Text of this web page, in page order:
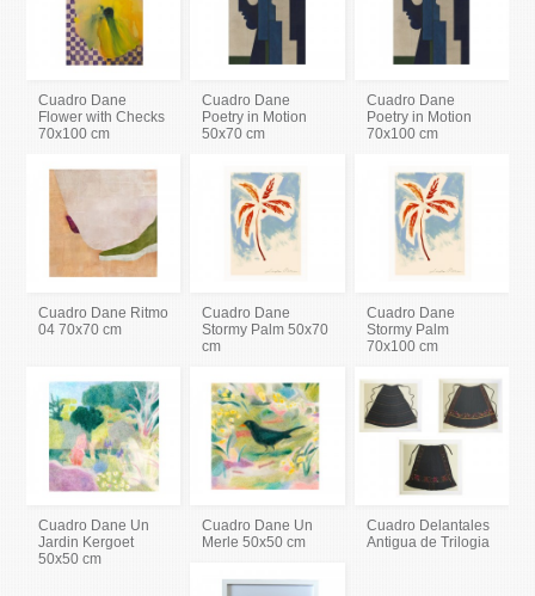
Cuadro Dane
Flower with Checks
70x100 cm
Cuadro Dane
Poetry in Motion
50x70 cm
Cuadro Dane
Poetry in Motion
70x100 cm
Cuadro Dane Ritmo
04 70x70 cm
Cuadro Dane
Stormy Palm 50x70
cm
Cuadro Dane
Stormy Palm
70x100 cm
Cuadro Dane Un
Jardin Kergoet
50x50 cm
Cuadro Dane Un
Merle 50x50 cm
Cuadro Delantales
Antigua de Trilogia